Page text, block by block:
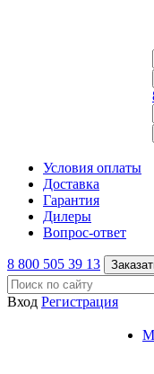
Условия оплаты
Доставка
Гарантия
Дилеры
Вопрос-ответ
8 800 505 39 13
Вход Регистрация